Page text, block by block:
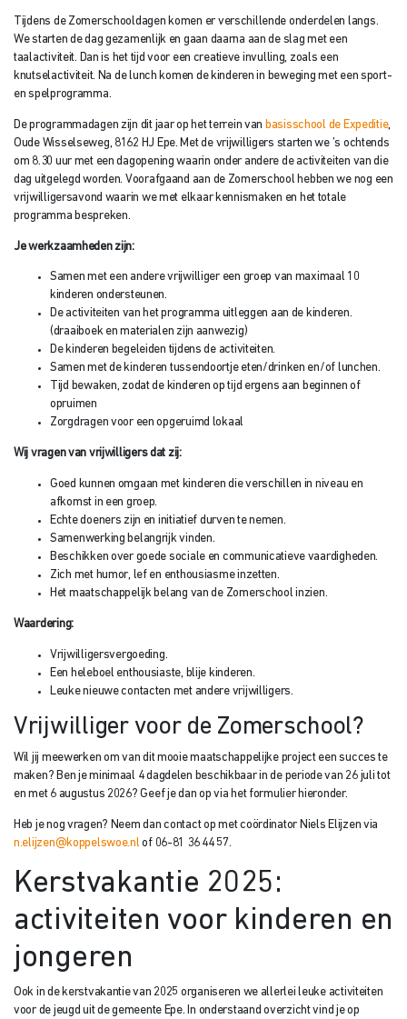
Tijdens de Zomerschooldagen komen er verschillende onderdelen langs.
We starten de dag gezamenlijk en gaan daarna aan de slag met een
taalactiviteit. Dan is het tijd voor een creatieve invulling, zoals een
knutselactiviteit. Na de lunch komen de kinderen in beweging met een sport-
en spelprogramma.
De programmadagen zijn dit jaar op het terrein van basisschool de Expeditie,
Oude Wisselseweg, 8162 HJ Epe. Met de vrijwilligers starten we ’s ochtends
om 8.30 uur met een dagopening waarin onder andere de activiteiten van die
dag uitgelegd worden. Voorafgaand aan de Zomerschool hebben we nog een
vrijwilligersavond waarin we met elkaar kennismaken en het totale
programma bespreken.
Je werkzaamheden zijn:
Samen met een andere vrijwilliger een groep van maximaal 10
kinderen ondersteunen.
De activiteiten van het programma uitleggen aan de kinderen.
(draaiboek en materialen zijn aanwezig)
De kinderen begeleiden tijdens de activiteiten.
Samen met de kinderen tussendoortje eten/drinken en/of lunchen.
Tijd bewaken, zodat de kinderen op tijd ergens aan beginnen of
opruimen
Zorgdragen voor een opgeruimd lokaal
Wij vragen van vrijwilligers dat zij:
Goed kunnen omgaan met kinderen die verschillen in niveau en
afkomst in een groep.
Echte doeners zijn en initiatief durven te nemen.
Samenwerking belangrijk vinden.
Beschikken over goede sociale en communicatieve vaardigheden.
Zich met humor, lef en enthousiasme inzetten.
Het maatschappelijk belang van de Zomerschool inzien.
Waardering:
Vrijwilligersvergoeding.
Een heleboel enthousiaste, blije kinderen.
Leuke nieuwe contacten met andere vrijwilligers.
Vrijwilliger voor de Zomerschool?
Wil jij meewerken om van dit mooie maatschappelijke project een succes te
maken? Ben je minimaal 4 dagdelen beschikbaar in de periode van 26 juli tot
en met 6 augustus 2026? Geef je dan op via het formulier hieronder.
Heb je nog vragen? Neem dan contact op met coördinator Niels Elijzen via
n.elijzen@koppelswoe.nl of 06-81 36 44 57.
Kerstvakantie 2025:
activiteiten voor kinderen en
jongeren
Ook in de kerstvakantie van 2025 organiseren we allerlei leuke activiteiten
voor de jeugd uit de gemeente Epe. In onderstaand overzicht vind je op